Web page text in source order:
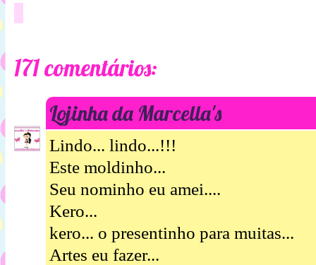
171 comentários:
Lojinha da Marcella's
Lindo... lindo...!!!
Este moldinho...
Seu nominho eu amei....
Kero...
kero... o presentinho para muitas...
Artes eu fazer...